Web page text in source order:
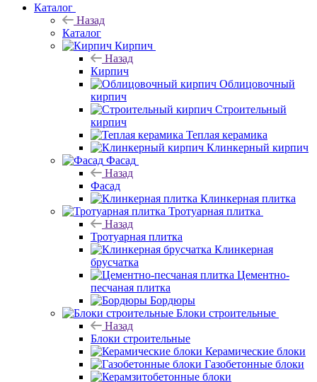
Каталог
Назад
Каталог
Кирпич
Назад
Кирпич
Облицовочный
кирпич
Строительный
кирпич
Теплая керамика
Клинкерный кирпич
Фасад
Назад
Фасад
Клинкерная плитка
Тротуарная плитка
Назад
Тротуарная плитка
Клинкерная
брусчатка
Цементно-
песчаная плитка
Бордюры
Блоки строительные
Назад
Блоки строительные
Керамические блоки
Газобетонные блоки